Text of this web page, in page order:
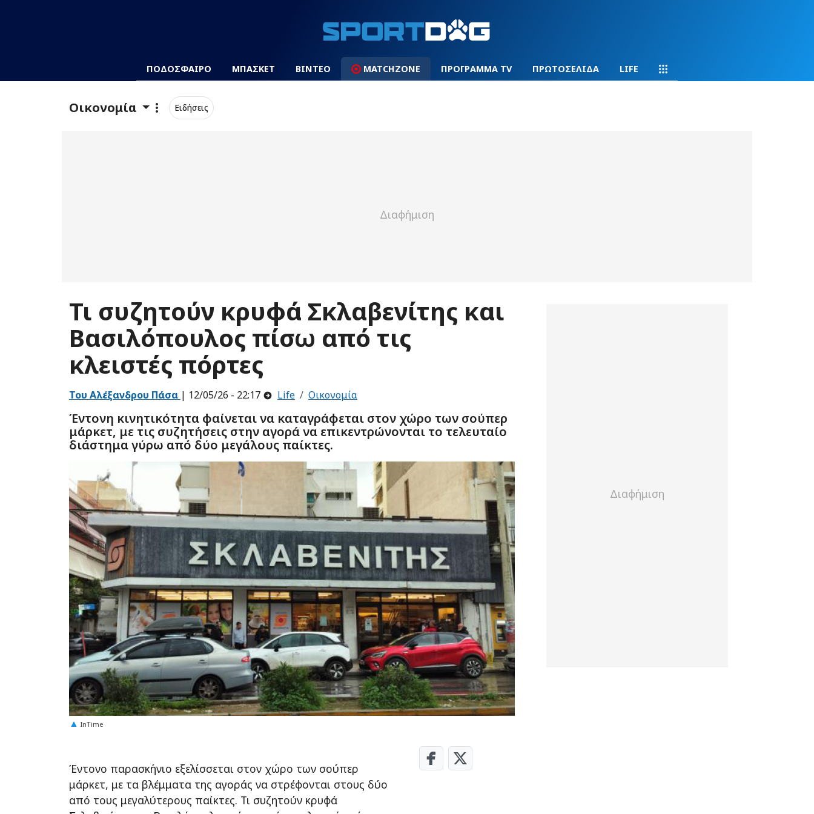
ΠΟΔΟΣΦΑΙΡΟ ΜΠΑΣΚΕΤ ΒΙΝΤΕΟ MATCHZONE ΠΡΟΓΡΑΜΜΑ TV ΠΡΩΤΟΣΕΛΙΔΑ LIFE
Οικονομία Ειδήσεις
Τι συζητούν κρυφά Σκλαβενίτης και
Βασιλόπουλος πίσω από τις
κλειστές πόρτες
Του Αλέξανδρου Πάσα | 12/05/26 - 22:17 Life Οικονομία
Έντονη κινητικότητα φαίνεται να καταγράφεται στον χώρο των σούπερ
μάρκετ, με τις συζητήσεις στην αγορά να επικεντρώνονται το τελευταίο
διάστημα γύρω από δύο μεγάλους παίκτες.
InTime
Έντονο παρασκήνιο εξελίσσεται στον χώρο των σούπερ
μάρκετ, με τα βλέμματα της αγοράς να στρέφονται στους δύο
από τους μεγαλύτερους παίκτες. Τι συζητούν κρυφά